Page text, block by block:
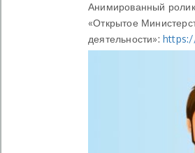
Анимированный
«Открытое
деятельности»: